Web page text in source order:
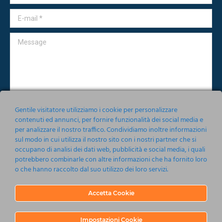
E-mail *
Message
Accetto le condizioni relative alla norma sullaPrivacy
Invia
Gentile visitatore utilizziamo i cookie per personalizzare
contenuti ed annunci, per fornire funzionalità dei social media e
per analizzare il nostro traffico. Condividiamo inoltre informazioni
sul modo in cui utilizza il nostro sito con i nostri partner che si
occupano di analisi dei dati web, pubblicità e social media, i quali
potrebbero combinarle con altre informazioni che ha fornito loro
o che hanno raccolto dal suo utilizzo dei loro servizi.
Accetta Cookie
Impostazioni Cookie